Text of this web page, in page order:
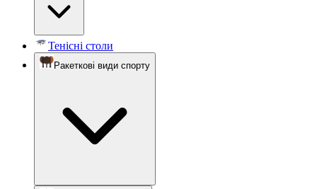
Тенісні столи
Ракеткові види спорту